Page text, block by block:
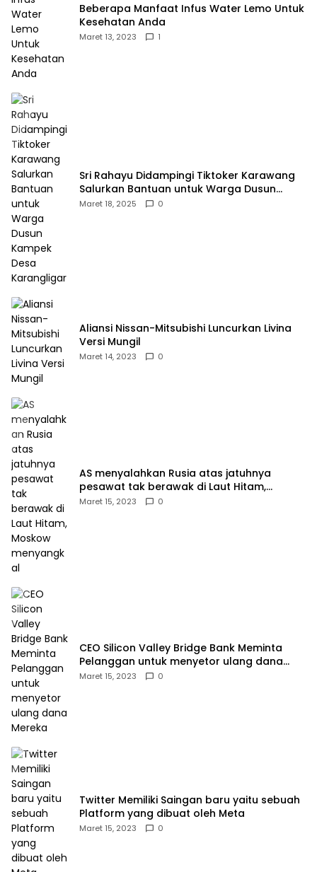
Beberapa Manfaat Infus Water Lemo Untuk
Kesehatan Anda
Maret 13, 2023 1
Sri Rahayu Didampingi Tiktoker Karawang
Salurkan Bantuan untuk Warga Dusun
Kampek Desa Karangligar
Maret 18, 2025 0
Aliansi Nissan-Mitsubishi Luncurkan Livina
Versi Mungil
Maret 14, 2023 0
AS menyalahkan Rusia atas jatuhnya
pesawat tak berawak di Laut Hitam,
Moskow menyangkal
Maret 15, 2023 0
CEO Silicon Valley Bridge Bank Meminta
Pelanggan untuk menyetor ulang dana
Mereka
Maret 15, 2023 0
Twitter Memiliki Saingan baru yaitu sebuah
Platform yang dibuat oleh Meta
Maret 15, 2023 0